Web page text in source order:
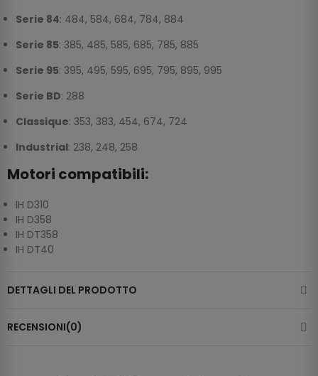
Serie 84: 484, 584, 684, 784, 884
Serie 85: 385, 485, 585, 685, 785, 885
Serie 95: 395, 495, 595, 695, 795, 895, 995
Serie BD: 288
Classique: 353, 383, 454, 674, 724
Industrial: 238, 248, 258
Motori compatibili:
IH D310
IH D358
IH DT358
IH DT40
DETTAGLI DEL PRODOTTO
RECENSIONI(0)